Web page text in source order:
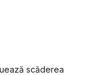
scăderea